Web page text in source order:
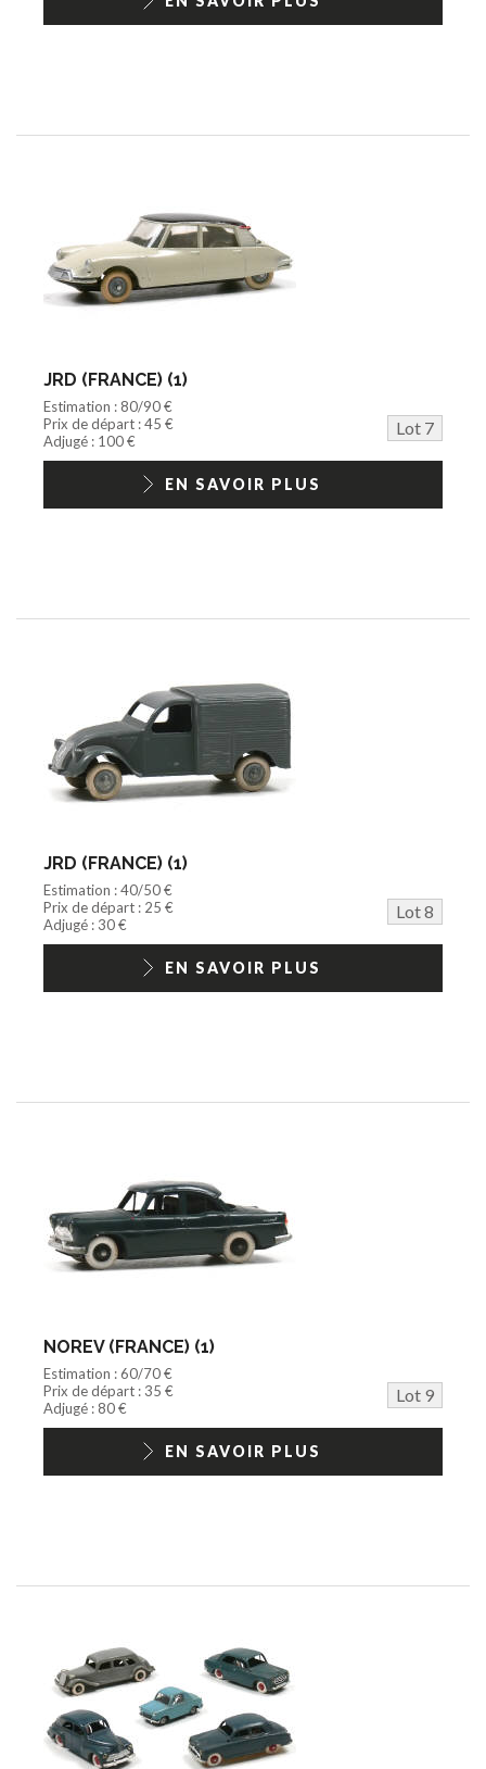
JRD (FRANCE) (1)
Estimation : 80/90 €
Prix de départ : 45 €
Lot 7
Adjugé : 100 €
EN SAVOIR PLUS
JRD (FRANCE) (1)
Estimation : 40/50 €
Prix de départ : 25 €
Lot 8
Adjugé : 30 €
EN SAVOIR PLUS
NOREV (FRANCE) (1)
Estimation : 60/70 €
Prix de départ : 35 €
Lot 9
Adjugé : 80 €
EN SAVOIR PLUS